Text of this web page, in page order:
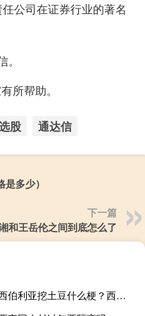
公司在证券行业的著名
所帮助。
股 通达信
多少）
下一篇
和王岳伦之间到底怎么了
西伯利亚挖土豆什么梗？西伯利亚挖土豆是什么意思什么梗